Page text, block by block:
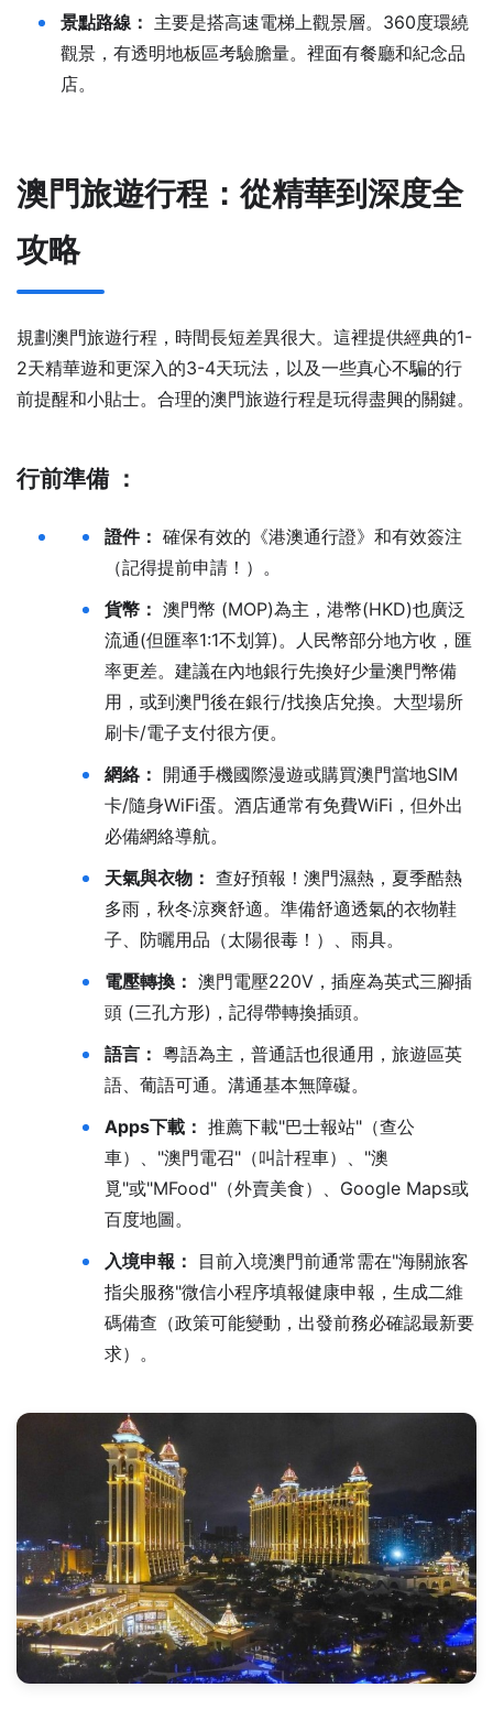
景點路線： 主要是搭高速電梯上觀景層。360度環繞
觀景，有透明地板區考驗膽量。裡面有餐廳和紀念品
店。
澳門旅遊行程：從精華到深度全
攻略
規劃澳門旅遊行程，時間長短差異很大。這裡提供經典的1-
2天精華遊和更深入的3-4天玩法，以及一些真心不騙的行
前提醒和小貼士。合理的澳門旅遊行程是玩得盡興的關鍵。
行前準備 ：
證件： 確保有效的《港澳通行證》和有效簽注
（記得提前申請！）。
貨幣： 澳門幣 (MOP)為主，港幣(HKD)也廣泛
流通(但匯率1:1不划算)。人民幣部分地方收，匯
率更差。建議在內地銀行先換好少量澳門幣備
用，或到澳門後在銀行/找換店兌換。大型場所
刷卡/電子支付很方便。
網絡： 開通手機國際漫遊或購買澳門當地SIM
卡/隨身WiFi蛋。酒店通常有免費WiFi，但外出
必備網絡導航。
天氣與衣物： 查好預報！澳門濕熱，夏季酷熱
多雨，秋冬涼爽舒適。準備舒適透氣的衣物鞋
子、防曬用品（太陽很毒！）、雨具。
電壓轉換： 澳門電壓220V，插座為英式三腳插
頭 (三孔方形)，記得帶轉換插頭。
語言： 粵語為主，普通話也很通用，旅遊區英
語、葡語可通。溝通基本無障礙。
Apps下載： 推薦下載"巴士報站"（查公
車）、"澳門電召"（叫計程車）、"澳
覓"或"MFood"（外賣美食）、Google Maps或
百度地圖。
入境申報：
目前入境澳門前通常需在"海關旅客
指尖服務"微信小程序填報健康申報，生成二維
碼備查（政策可能變動，出發前務必確認最新要
求）。